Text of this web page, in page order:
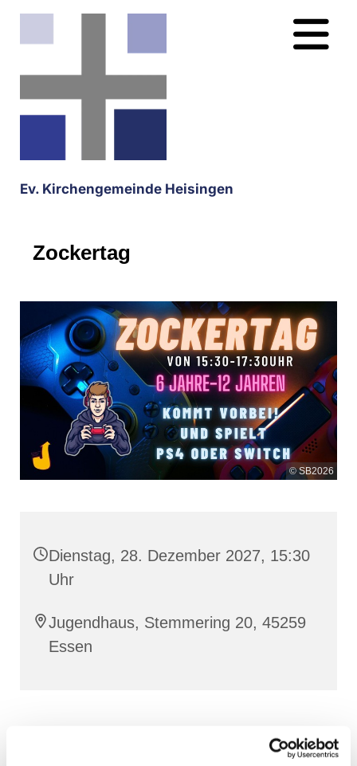
Ev. Kirchengemeinde Heisingen
Zockertag
© SB2026
Dienstag, 28. Dezember 2027, 15:30
Uhr
Jugendhaus, Stemmering 20, 45259
Essen